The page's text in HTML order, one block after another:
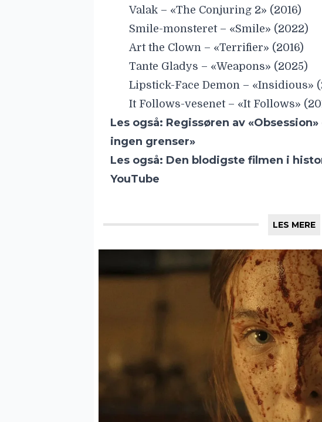
Valak – «The Conjuring 2» (2016)
Smile-monsteret – «Smile» (2022)
Art the Clown – «Terrifier» (2016)
Tante Gladys – «Weapons» (2025)
Lipstick-Face Demon – «Insidious»
It Follows-vesenet – «It Follows»
Les også: Regissøren av
ingen grenser»
Les også: Den blodigste filmen i
YouTube
LES MERE